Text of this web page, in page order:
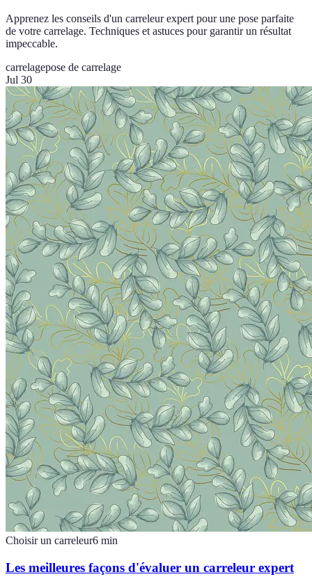
Apprenez les conseils d'un carreleur expert pour une pose parfaite
de votre carrelage. Techniques et astuces pour garantir un résultat
impeccable.
carrelagepose de carrelage
Jul 30
Choisir un carreleur6 min
Les meilleures façons d'évaluer un carreleur expert